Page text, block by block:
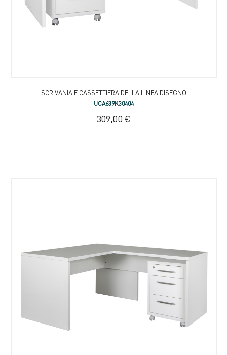
SCRIVANIA E CASSETTIERA DELLA LINEA DISEGNO
UCA639K30404
309,00 €